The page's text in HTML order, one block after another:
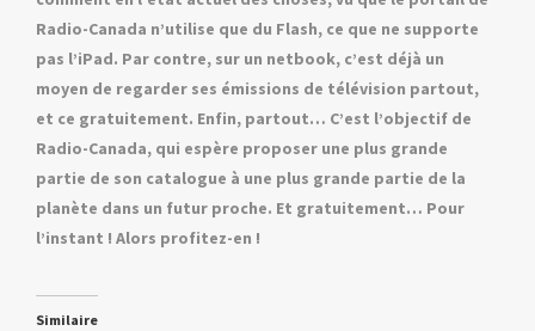
Radio-Canada n’utilise que du Flash, ce que ne supporte
pas l’iPad. Par contre, sur un netbook, c’est déjà un
moyen de regarder ses émissions de télévision partout,
et ce gratuitement. Enfin, partout… C’est l’objectif de
Radio-Canada, qui espère proposer une plus grande
partie de son catalogue à une plus grande partie de la
planète dans un futur proche. Et gratuitement… Pour
l’instant ! Alors profitez-en !
Similaire